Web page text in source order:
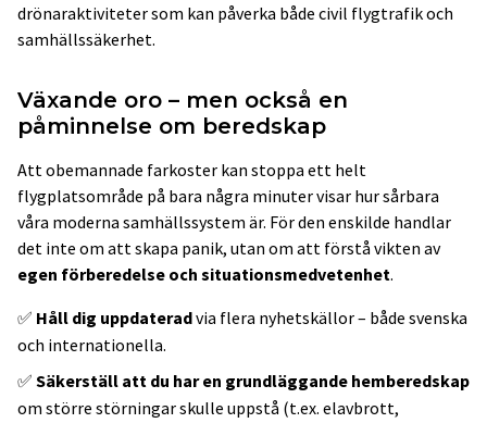
drönaraktiviteter som kan påverka både civil flygtrafik och
samhällssäkerhet.
Växande oro – men också en
påminnelse om beredskap
Att obemannade farkoster kan stoppa ett helt
flygplatsområde på bara några minuter visar hur sårbara
våra moderna samhällssystem är. För den enskilde handlar
det inte om att skapa panik, utan om att förstå vikten av
egen förberedelse och situationsmedvetenhet.
✅ Håll dig uppdateradvia flera nyhetskällor – både svenska
och internationella.
✅ Säkerställ att du har en grundläggande hemberedskap
om större störningar skulle uppstå (t.ex. elavbrott,